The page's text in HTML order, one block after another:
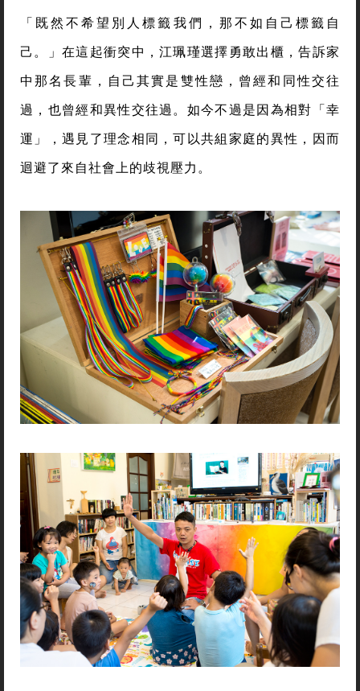
「既然不希望別人標籤我們，那不如自己標籤自
己。」在這起衝突中，江珮瑾選擇勇敢出櫃，告訴家
中那名長輩，自己其實是雙性戀，曾經和同性交往
過，也曾經和異性交往過。如今不過是因為相對「幸
運」，遇見了理念相同，可以共組家庭的異性，因而
迴避了來自社會上的歧視壓力。